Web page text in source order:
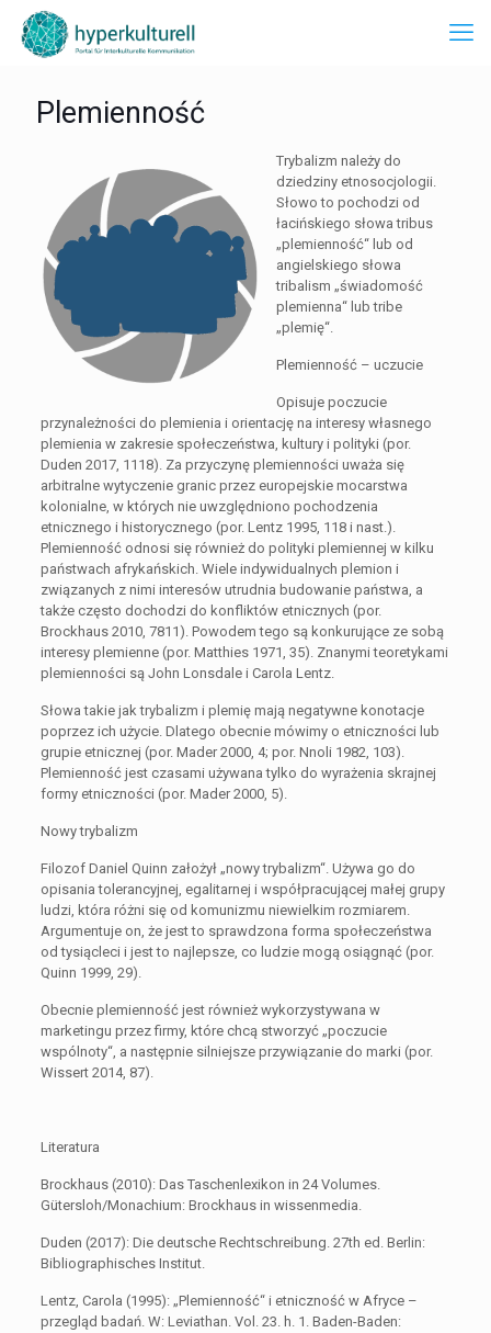
Plemienność
Trybalizm należy do
dziedziny etnosocjologii.
Słowo to pochodzi od
łacińskiego słowa tribus
„plemienność“ lub od
angielskiego słowa
tribalism „świadomość
plemienna“ lub tribe
„plemię“.
Plemienność – uczucie
Opisuje poczucie
przynależności do plemienia i orientację na interesy własnego
plemienia w zakresie społeczeństwa, kultury i polityki (por.
Duden 2017, 1118). Za przyczynę plemienności uważa się
arbitralne wytyczenie granic przez europejskie mocarstwa
kolonialne, w których nie uwzględniono pochodzenia
etnicznego i historycznego (por. Lentz 1995, 118 i nast.).
Plemienność odnosi się również do polityki plemiennej w kilku
państwach afrykańskich. Wiele indywidualnych plemion i
związanych z nimi interesów utrudnia budowanie państwa, a
także często dochodzi do konfliktów etnicznych (por.
Brockhaus 2010, 7811). Powodem tego są konkurujące ze sobą
interesy plemienne (por. Matthies 1971, 35). Znanymi teoretykami
plemienności są John Lonsdale i Carola Lentz.
Słowa takie jak trybalizm i plemię mają negatywne konotacje
poprzez ich użycie. Dlatego obecnie mówimy o etniczności lub
grupie etnicznej (por. Mader 2000, 4; por. Nnoli 1982, 103).
Plemienność jest czasami używana tylko do wyrażenia skrajnej
formy etniczności (por. Mader 2000, 5).
Nowy trybalizm
Filozof Daniel Quinn założył „nowy trybalizm“. Używa go do
opisania tolerancyjnej, egalitarnej i współpracującej małej grupy
ludzi, która różni się od komunizmu niewielkim rozmiarem.
Argumentuje on, że jest to sprawdzona forma społeczeństwa
od tysiącleci i jest to najlepsze, co ludzie mogą osiągnąć (por.
Quinn 1999, 29).
Obecnie plemienność jest również wykorzystywana w
marketingu przez firmy, które chcą stworzyć „poczucie
wspólnoty“, a następnie silniejsze przywiązanie do marki (por.
Wissert 2014, 87).
Literatura
Brockhaus (2010): Das Taschenlexikon in 24 Volumes.
Gütersloh/Monachium: Brockhaus in wissenmedia.
Duden (2017): Die deutsche Rechtschreibung. 27th ed. Berlin:
Bibliographisches Institut.
Lentz, Carola (1995): „Plemienność“ i etniczność w Afryce –
przegląd badań. W: Leviathan. Vol. 23. h. 1. Baden-Baden: